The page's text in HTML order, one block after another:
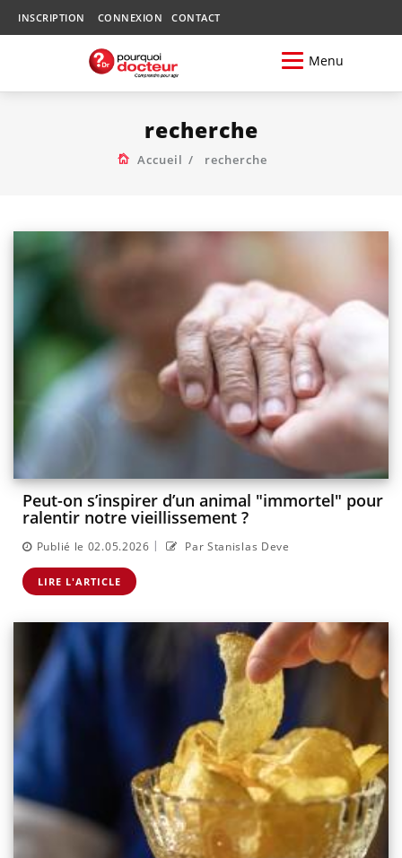
INSCRIPTION CONNEXION CONTACT
Menu
recherche
Accueil recherche
Peut-on s’inspirer d’un animal "immortel" pour
ralentir notre vieillissement ?
Publié le 02.05.2026 | Par Stanislas Deve
LIRE L'ARTICLE